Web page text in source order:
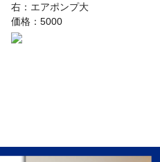
右：エアポンプ大
価格：5000